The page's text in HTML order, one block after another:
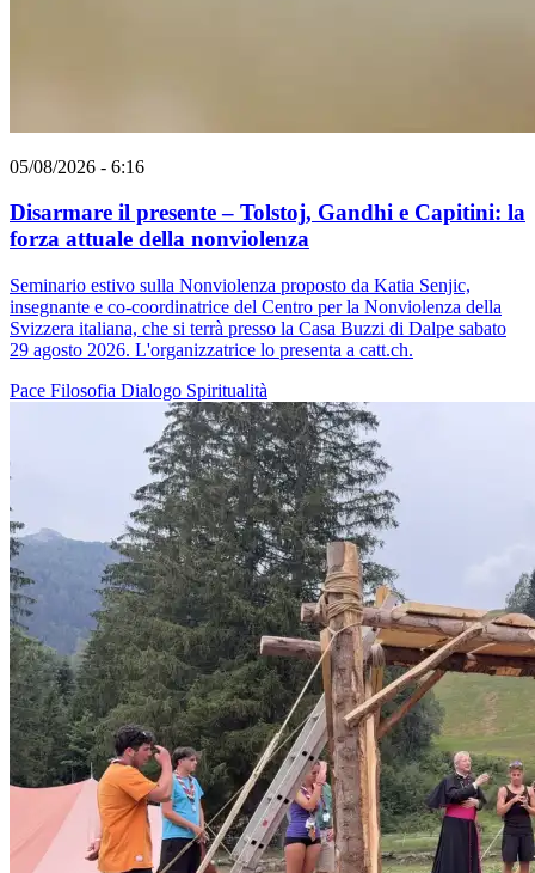
05/08/2026 - 6:16
Disarmare il presente – Tolstoj, Gandhi e Capitini: la
forza attuale della nonviolenza
Seminario estivo sulla Nonviolenza proposto da Katia Senjic,
insegnante e co-coordinatrice del Centro per la Nonviolenza della
Svizzera italiana, che si terrà presso la Casa Buzzi di Dalpe sabato
29 agosto 2026. L'organizzatrice lo presenta a catt.ch.
Pace Filosofia Dialogo Spiritualità